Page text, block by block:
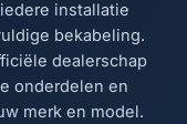
installatie
bekabeling.
dealerschap
onderdelen en
merk en model.